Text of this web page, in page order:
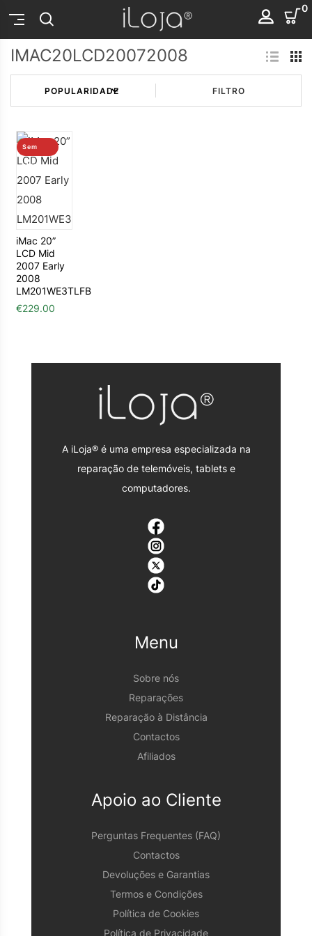
0
IMAC20LCD20072008
FILTRO
Sem
stock
iMac 20”
LCD Mid
2007 Early
2008
LM201WE3TLFB
€229.00
A iLoja® é uma empresa especializada na
reparação de telemóveis, tablets e
computadores.
Menu
Sobre nós
Reparações
Reparação à Distância
Contactos
Afiliados
Apoio ao Cliente
Perguntas Frequentes (FAQ)
Contactos
Devoluções e Garantias
Termos e Condições
Política de Cookies
Política de Privacidade